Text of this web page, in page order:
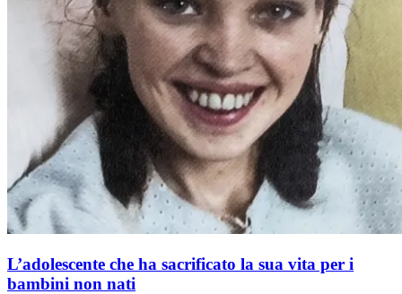
L’adolescente che ha sacrificato la sua vita per i
bambini non nati